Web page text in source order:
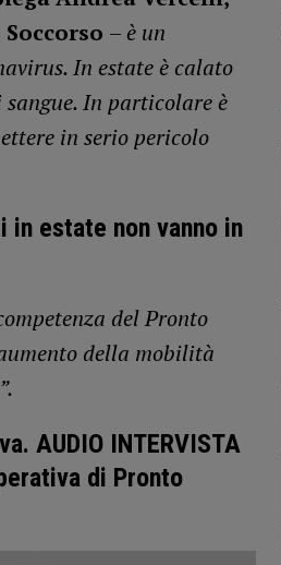
– è un
In estate è calato
In particolare è
in serio pericolo
estate non vanno in
del Pronto
della mobilità
AUDIO INTERVISTA
di Pronto